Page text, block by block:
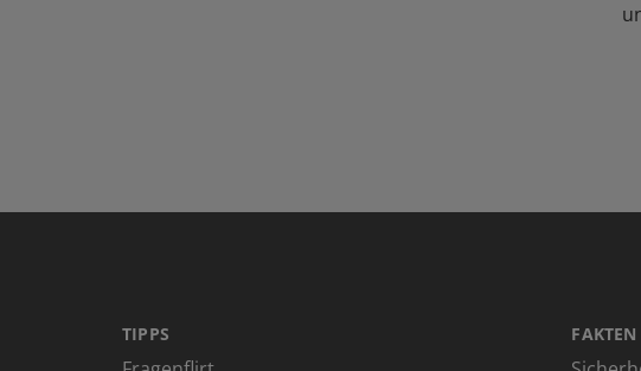
TIPPS FAKTEN